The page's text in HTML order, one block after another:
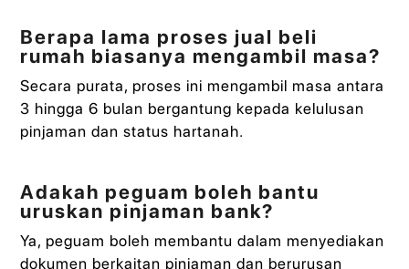
Berapa lama proses jual beli
rumah biasanya mengambil masa?
Secara purata, proses ini mengambil masa antara
3 hingga 6 bulan bergantung kepada kelulusan
pinjaman dan status hartanah.
Adakah peguam boleh bantu
uruskan pinjaman bank?
Ya, peguam boleh membantu dalam menyediakan
dokumen berkaitan pinjaman dan berurusan